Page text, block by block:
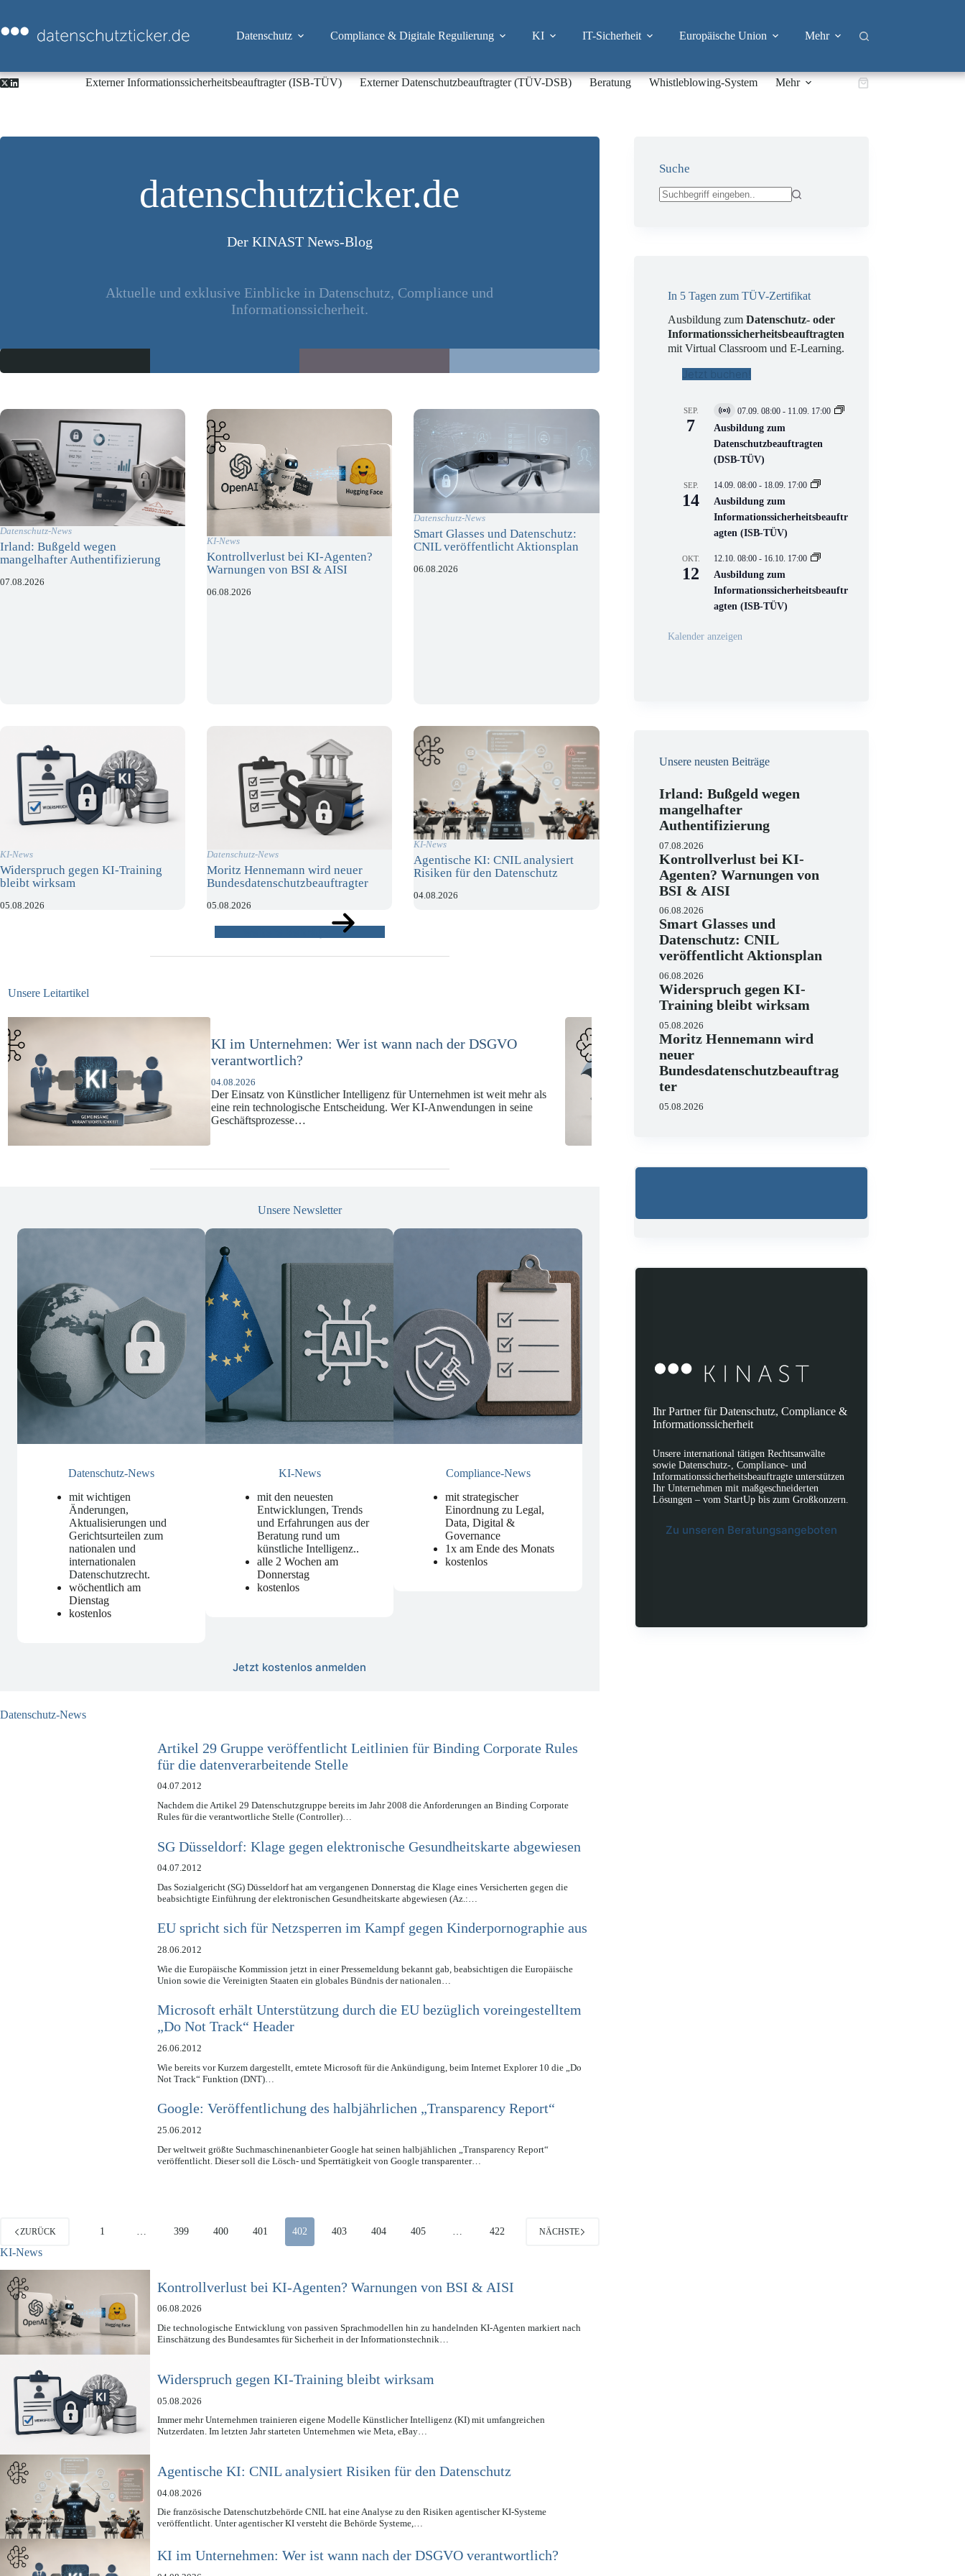
springen
Datenschutz Compliance & Digitale Regulierung KI IT-Sicherheit Europäische Union Mehr
Externer Informationssicherheitsbeauftragter (ISB-TÜV) Externer Datenschutzbeauftragter (TÜV-DSB) Beratung Whistleblowing-System Mehr Warenkorb
datenschutzticker.de
Der KINAST News-Blog
Aktuelle und exklusive Einblicke in Datenschutz, Compliance und
Informationssicherheit.
Datenschutz-News
Irland: Bußgeld wegen
mangelhafter Authentifizierung
07.08.2026
KI-News
Kontrollverlust bei KI-Agenten?
Warnungen von BSI & AISI
06.08.2026
Datenschutz-News
Smart Glasses und Datenschutz:
CNIL veröffentlicht Aktionsplan
06.08.2026
KI-News
Widerspruch gegen KI-Training
bleibt wirksam
05.08.2026
Datenschutz-News
Moritz Hennemann wird neuer
Bundesdatenschutzbeauftragter
05.08.2026
KI-News
Agentische KI: CNIL analysiert
Risiken für den Datenschutz
04.08.2026
Unsere Leitartikel
KI-Compliance in der Versicherungswirtschaft mit DORA,
DSGVO und KI-VO
07.07.2026
Die europäische Digitalregulierung hat in den vergangenen Jahren eine
enorme Komplexität erreicht, die insbesondere Unternehmen der Finanz-
und Versicherungswirtschaft vor…
23.06.2026
Unsere Newsletter
Datenschutz-News
mit wichtigen
Änderungen,
Aktualisierungen und
Gerichtsurteilen zum
nationalen und
internationalen
Datenschutzrecht.
wöchentlich am
Dienstag
kostenlos
KI-News
mit den neuesten
Entwicklungen, Trends
und Erfahrungen aus der
Beratung rund um
künstliche Intelligenz..
alle 2 Wochen am
Donnerstag
kostenlos
Compliance-News
mit strategischer
Einordnung zu Legal,
Data, Digital &
Governance
1x am Ende des Monats
kostenlos
Jetzt kostenlos anmelden
Datenschutz-News
Artikel 29 Gruppe veröffentlicht Leitlinien für Binding Corporate Rules
für die datenverarbeitende Stelle
04.07.2012
Nachdem die Artikel 29 Datenschutzgruppe bereits im Jahr 2008 die Anforderungen an Binding Corporate
Rules für die verantwortliche Stelle (Controller)…
SG Düsseldorf: Klage gegen elektronische Gesundheitskarte abgewiesen
04.07.2012
Das Sozialgericht (SG) Düsseldorf hat am vergangenen Donnerstag die Klage eines Versicherten gegen die
beabsichtigte Einführung der elektronischen Gesundheitskarte abgewiesen (Az.:…
EU spricht sich für Netzsperren im Kampf gegen Kinderpornographie aus
28.06.2012
Wie die Europäische Kommission jetzt in einer Pressemeldung bekannt gab, beabsichtigen die Europäische
Union sowie die Vereinigten Staaten ein globales Bündnis der nationalen…
Microsoft erhält Unterstützung durch die EU bezüglich voreingestelltem
„Do Not Track“ Header
26.06.2012
Wie bereits vor Kurzem dargestellt, erntete Microsoft für die Ankündigung, beim Internet Explorer 10 die „Do
Not Track“ Funktion (DNT)…
Google: Veröffentlichung des halbjährlichen „Transparency Report“
25.06.2012
Der weltweit größte Suchmaschinenanbieter Google hat seinen halbjählichen „Transparency Report“
veröffentlicht. Dieser soll die Lösch- und Sperrtätigkeit von Google transparenter…
ZURÜCK 1 … 399 400 401 402 403 404 405 … 422 NÄCHSTE
KI-News
Kontrollverlust bei KI-Agenten? Warnungen von BSI & AISI
06.08.2026
Die technologische Entwicklung von passiven Sprachmodellen hin zu handelnden KI-Agenten markiert nach
Einschätzung des Bundesamtes für Sicherheit in der Informationstechnik…
Widerspruch gegen KI-Training bleibt wirksam
05.08.2026
Immer mehr Unternehmen trainieren eigene Modelle Künstlicher Intelligenz (KI) mit umfangreichen
Nutzerdaten. Im letzten Jahr starteten Unternehmen wie Meta, eBay…
Agentische KI: CNIL analysiert Risiken für den Datenschutz
04.08.2026
Die französische Datenschutzbehörde CNIL hat eine Analyse zu den Risiken agentischer KI-Systeme
veröffentlicht. Unter agentischer KI versteht die Behörde Systeme,…
KI im Unternehmen: Wer ist wann nach der DSGVO verantwortlich?
Suche
In 5 Tagen zum TÜV-Zertifikat
Ausbildung zumDatenschutz- oder
Informationssicherheitsbeauftragten
mit Virtual Classroom und E-Learning.
Jetzt buchen!
SEP.
7
V
i
t
u
l
V
e
r
n
s
t
a
t
n
07.09. 08:00 - 11.09. 17:00
Ausbildung zum
Datenschutzbeauftragten
(DSB-TÜV)
SEP.
14
14.09. 08:00 - 18.09. 17:00
Ausbildung zum
Informationssicherheitsbeauftr
agten (ISB-TÜV)
OKT.
12
12.10. 08:00 - 16.10. 17:00
Ausbildung zum
Informationssicherheitsbeauftr
agten (ISB-TÜV)
Kalender anzeigen
Unsere neusten Beiträge
Irland: Bußgeld wegen
mangelhafter
Authentifizierung
07.08.2026
Kontrollverlust bei KI-
Agenten? Warnungen von
BSI & AISI
06.08.2026
Smart Glasses und
Datenschutz: CNIL
veröffentlicht Aktionsplan
06.08.2026
Widerspruch gegen KI-
Training bleibt wirksam
05.08.2026
Moritz Hennemann wird
neuer
Bundesdatenschutzbeauftrag
ter
05.08.2026
Ihr Partner für Datenschutz, Compliance &
Informationssicherheit
Unsere international tätigen Rechtsanwälte
sowie Datenschutz-, Compliance- und
Informationssicherheitsbeauftragte unterstützen
Ihr Unternehmen mit maßgeschneiderten
Lösungen – vom StartUp bis zum Großkonzern.
Zu unseren Beratungsangeboten